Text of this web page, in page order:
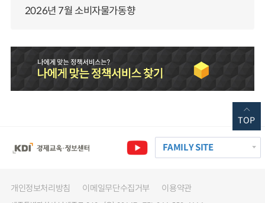
2026년 7월 소비자물가동향
FAMILY SITE
개인정보처리방침 이메일무단수집거부 이용약관
TOP